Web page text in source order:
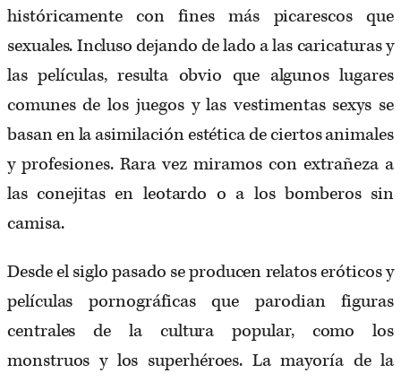
históricamente con fines más picarescos que
sexuales. Incluso dejando de lado a las caricaturas y
las películas, resulta obvio que algunos lugares
comunes de los juegos y las vestimentas sexys se
basan en la asimilación estética de ciertos animales
y profesiones. Rara vez miramos con extrañeza a
las conejitas en leotardo o a los bomberos sin
camisa.
Desde el siglo pasado se producen relatos eróticos y
películas pornográficas que parodian figuras
centrales de la cultura popular, como los
monstruos y los superhéroes. La mayoría de la